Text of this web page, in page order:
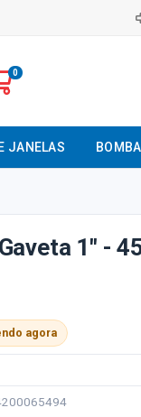
0
JANELAS
1" -
agora